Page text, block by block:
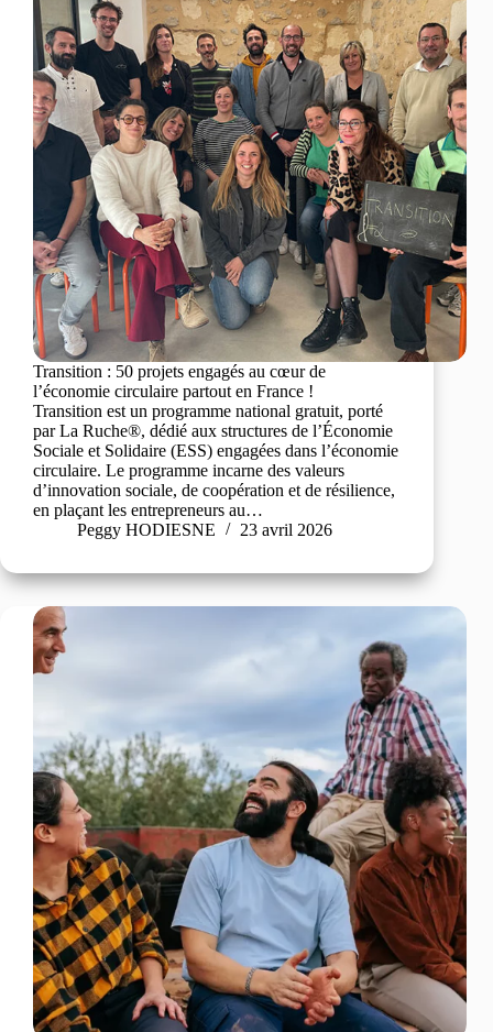
Transition : 50 projets engagés au cœur de
l’économie circulaire partout en France !
Transition est un programme national gratuit, porté
par La Ruche®, dédié aux structures de l’Économie
Sociale et Solidaire (ESS) engagées dans l’économie
circulaire. Le programme incarne des valeurs
d’innovation sociale, de coopération et de résilience,
en plaçant les entrepreneurs au…
Peggy HODIESNE
23 avril 2026